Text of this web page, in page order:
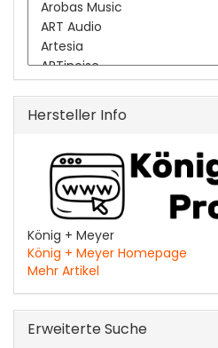
Hersteller Info
König + Meyer
König + Meyer Homepage
Mehr Artikel
Erweiterte Suche